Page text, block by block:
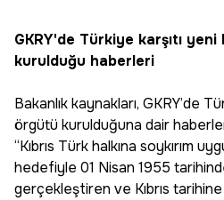
GKRY'de Türkiye karşıtı
kurulduğu haberleri
Bakanlık kaynakları, GKRY’de
örgütü kurulduğuna dair
“Kıbrıs Türk halkına soykırım
hedefiyle 01 Nisan 1955
gerçekleştiren ve Kıbrıs tarihine